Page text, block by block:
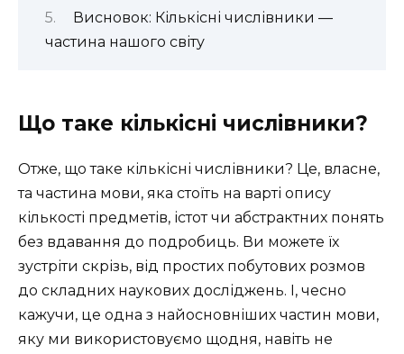
Висновок: Кількісні числівники —
частина нашого світу
Що таке кількісні числівники?
Отже, що таке кількісні числівники? Це, власне,
та частина мови, яка стоїть на варті опису
кількості предметів, істот чи абстрактних понять
без вдавання до подробиць. Ви можете їх
зустріти скрізь, від простих побутових розмов
до складних наукових досліджень. І, чесно
кажучи, це одна з найосновніших частин мови,
яку ми використовуємо щодня, навіть не